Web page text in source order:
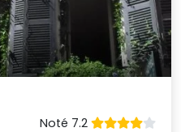
Noté 7.2